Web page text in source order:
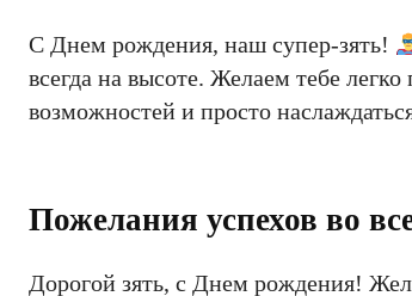
С Днем рождения, наш супер-зять!
всегда на высоте. Желаем тебе
возможностей и просто
Пожелания успехов во
Дорогой зять, с Днем рождения!